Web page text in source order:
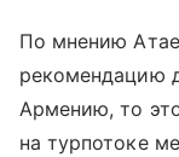
По мнению
рекомендацию
Армению, то
на турпотоке